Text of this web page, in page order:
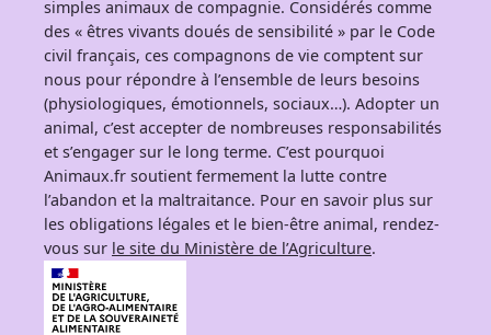
simples animaux de compagnie. Considérés comme
des « êtres vivants doués de sensibilité » par le Code
civil français, ces compagnons de vie comptent sur
nous pour répondre à l’ensemble de leurs besoins
(physiologiques, émotionnels, sociaux…). Adopter un
animal, c’est accepter de nombreuses responsabilités
et s’engager sur le long terme. C’est pourquoi
Animaux.fr soutient fermement la lutte contre
l’abandon et la maltraitance. Pour en savoir plus sur
les obligations légales et le bien-être animal, rendez-
vous sur le site du Ministère de l’Agriculture.